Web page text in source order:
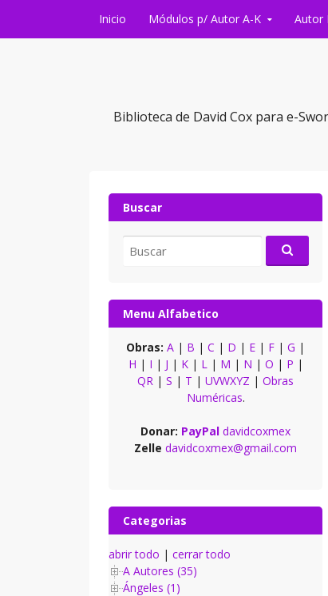
Inicio Módulos p/ Autor A-K Autor
Biblioteca de David Cox para e-
Buscar
por:
Menu Alfabetico
Obras: A | B | C | D | E | F | G |
H | I | J | K| L | M | N | O | P |
QR | S | T | UVWXYZ | Obras
Numéricas.
Donar: PayPal davidcoxmex
Zelle davidcoxmex@gmail.com
Categorias
abrir todo | cerrar todo
A Autores (35)
Ángeles (1)